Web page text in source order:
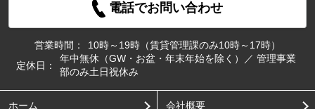
電話でお問い合わせ
営業時間：
10時～19時（賃貸管理課のみ10時～17時）
定休日：
年中無休（GW・お盆・年末年始を除く）／ 管理事業
部のみ土日祝休み
ホーム 会社概要